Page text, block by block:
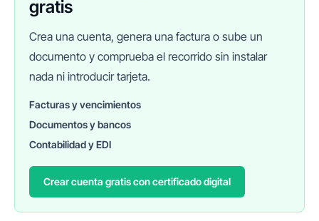
gratis
Crea una cuenta, genera una factura o sube un
documento y comprueba el recorrido sin instalar
nada ni introducir tarjeta.
Facturas y vencimientos
Documentos y bancos
Contabilidad y EDI
Crear cuenta gratis con certificado digital
FINANEDI
Hablemos ahora
Pedir información sobre FinanEDI